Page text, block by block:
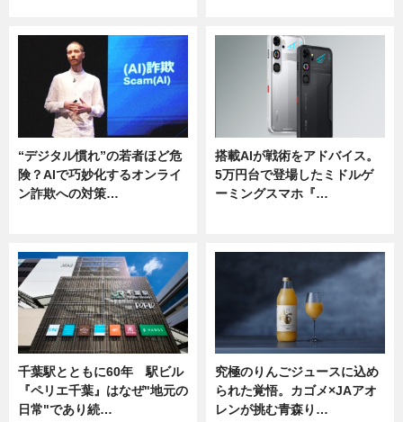
“デジタル慣れ”の若者ほど危
険？AIで巧妙化するオンライ
ン詐欺への対策…
搭載AIが戦術をアドバイス。
5万円台で登場したミドルゲ
ーミングスマホ『…
千葉駅とともに60年 駅ビル
『ペリエ千葉』はなぜ"地元の
日常"であり続…
究極のりんごジュースに込め
られた覚悟。カゴメ×JAアオ
レンが挑む青森り…